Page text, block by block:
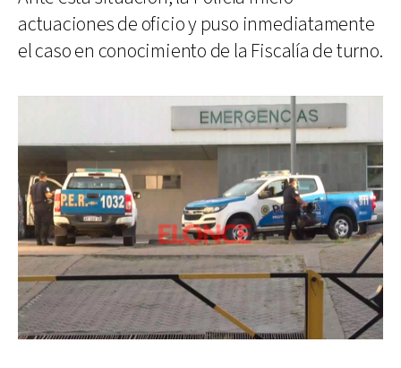
actuaciones de oficio y puso inmediatamente
el caso en conocimiento de la Fiscalía de turno.